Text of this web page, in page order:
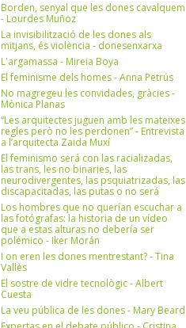
Borden, senyal que les dones cavalquem
- Lourdes Muñoz
La invisibilització de les dones als
mitjans, és violència - donesenxarxa
L'argamassa - Mireia Boya
El feminisme dels homes - Anna Petrús
No magregeu les convidades, gràcies -
Mònica Planas
“Les arquitectes juguen amb les mateixes
regles però no les perdonen” - Entrevista
a l’arquitecta Zaida Muxí
El feminismo será con las racializadas,
las trans, les no binaries, las
neurodivergentes, las psquiatrizadas, las
discapacitadas, las putas o no será
Los hombres que no querían escuchar a
las fotógrafas: la historia de un vídeo
que a estas alturas no debería ser
polémico - Iker Morán
I on eren les dones mentrestant? - Tina
Vallès
El sostre de vidre tecnològic - Albert
Cuesta
La veu pública de les dones - Mary Beard